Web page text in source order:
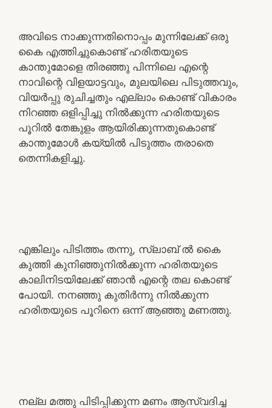
അവിടെ നാക്കുന്നതിനൊപ്പം മുന്നിലേക്ക് ഒരു
കൈ എത്തിച്ചുകൊണ്ട് ഹരിതയുടെ
കാന്തുമോളെ തിരഞ്ഞു പിന്നിലെ എന്റെ
നാവിന്റെ വിളയാട്ടവും, മുലയിലെ പിടുത്തവും,
വിയർപ്പു രുചിച്ചതും എല്ലാം കൊണ്ട് വികാരം
നിറഞ്ഞ ഒളിപ്പിച്ചു നിൽക്കുന്ന ഹരിതയുടെ
പൂറിൽ തേങ്കുളം ആയിരിക്കുന്നതുകൊണ്ട്
കാന്തുമോൾ കയ്യിൽ പിടുത്തം തരാതെ
തെന്നികളിച്ചു.
എങ്കിലും പിടിത്തം തന്നു, സ്ലാബ് ൽ കൈ
കുത്തി കുനിഞ്ഞുനിൽക്കുന്ന ഹരിതയുടെ
കാലിനിടയിലേക്ക് ഞാൻ എന്റെ തല കൊണ്ട്
പോയി. നനഞ്ഞു കുതിർന്നു നിൽക്കുന്ന
ഹരിതയുടെ പൂറിനെ ഒന്ന് ആഞ്ഞു മണത്തു.
നല്ല മത്തു പിടിപ്പിക്കുന്ന മണം ആസ്വദിച്ച